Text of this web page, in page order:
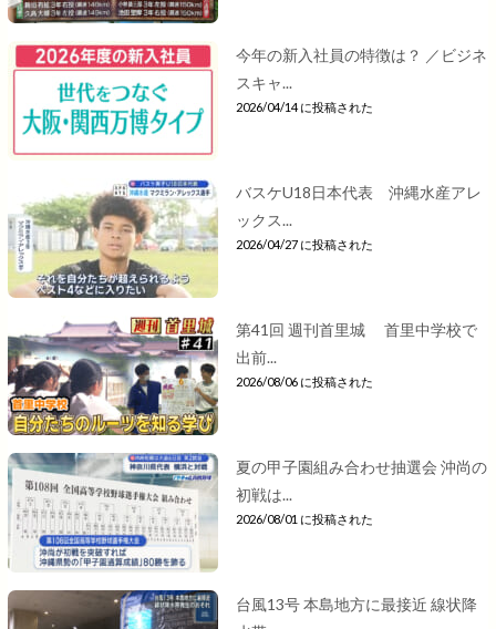
今年の新入社員の特徴は？ ／ビジネ
スキャ...
2026/04/14 に投稿された
バスケU18日本代表 沖縄水産アレ
ックス...
2026/04/27 に投稿された
第41回 週刊首里城 首里中学校で
出前...
2026/08/06 に投稿された
夏の甲子園組み合わせ抽選会 沖尚の
初戦は...
2026/08/01 に投稿された
台風13号 本島地方に最接近 線状降